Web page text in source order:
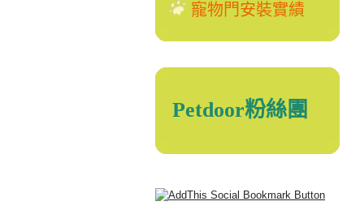
寵物門安裝實績
Petdoor粉絲團